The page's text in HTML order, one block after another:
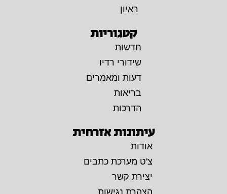
ראיון
קטגוריות
חדשות
שידורי רדיו
דעות ומאמרים
בריאות
הדרכות
עיתונות אזרחית
אודות
צ'ט מערכת כתבים
יצירת קשר